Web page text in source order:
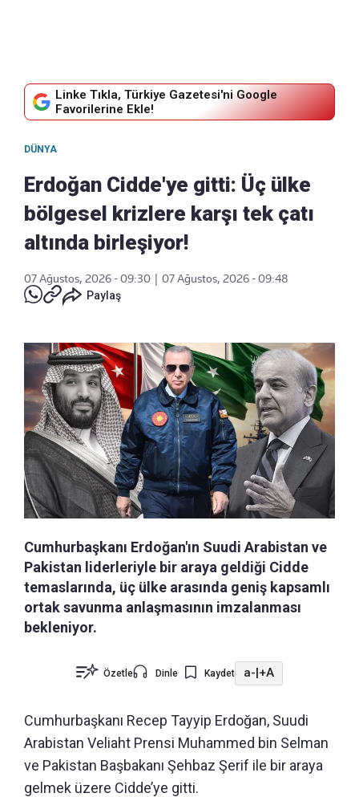
Linke Tıkla, Türkiye Gazetesi'ni Google
Favorilerine Ekle!
DÜNYA
Erdoğan Cidde'ye gitti: Üç ülke
bölgesel krizlere karşı tek çatı
altında birleşiyor!
07 Ağustos, 2026 - 09:30
07 Ağustos, 2026 - 09:48
Paylaş
Cumhurbaşkanı Erdoğan'ın Suudi Arabistan ve
Pakistan liderleriyle bir araya geldiği Cidde
temaslarında, üç ülke arasında geniş kapsamlı
ortak savunma anlaşmasının imzalanması
bekleniyor.
Özetle Dinle Kaydet a-|+A
Cumhurbaşkanı Recep Tayyip Erdoğan, Suudi
Arabistan Veliaht Prensi Muhammed bin Selman
ve Pakistan Başbakanı Şehbaz Şerif ile bir araya
gelmek üzere Cidde’ye gitti.